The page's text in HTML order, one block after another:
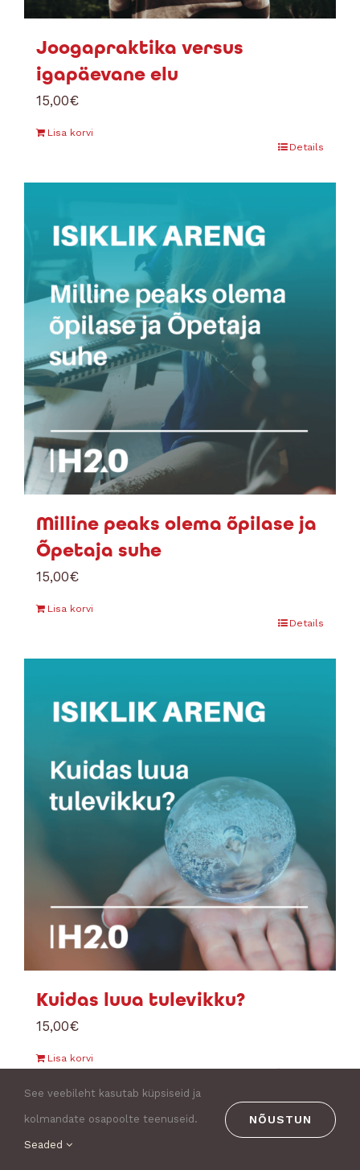
Joogapraktika versus
igapäevane elu
15,00€
Lisa korvi
Details
Milline peaks olema õpilase ja
Õpetaja suhe
15,00€
Lisa korvi
Details
Kuidas luua tulevikku?
15,00€
Lisa korvi
See veebileht kasutab küpsiseid ja
kolmandate osapoolte teenuseid.
Seaded
NÕUSTUN